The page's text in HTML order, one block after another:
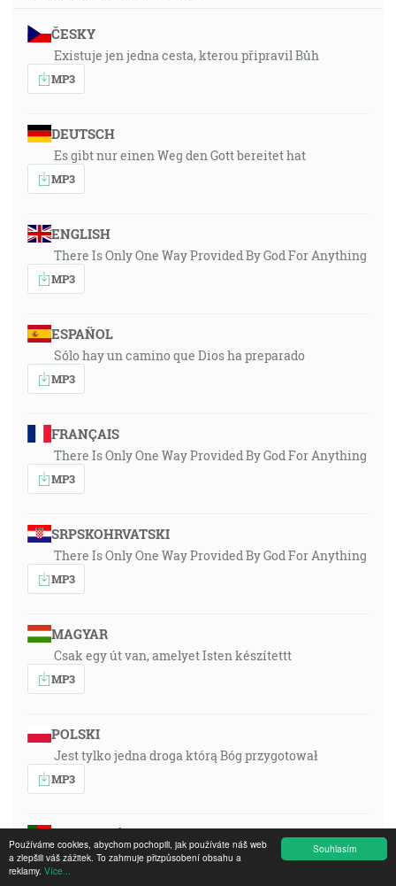
Souhlasím
Používáme cookies, abychom pochopili, jak používáte náš web
a zlepšili váš zážitek. To zahrnuje přizpůsobení obsahu a
reklamy. Více...
ČESKY
Existuje jen jedna cesta, kterou připravil Bůh
MP3
DEUTSCH
Es gibt nur einen Weg den Gott bereitet hat
MP3
ENGLISH
There Is Only One Way Provided By God For Anything
MP3
ESPAÑOL
Sólo hay un camino que Dios ha preparado
MP3
FRANÇAIS
There Is Only One Way Provided By God For Anything
MP3
SRPSKOHRVATSKI
There Is Only One Way Provided By God For Anything
MP3
MAGYAR
Csak egy út van, amelyet Isten készítettt
MP3
POLSKI
Jest tylko jedna droga którą Bóg przygotował
MP3
PORTUGUÊS
Só há um caminho preparardo por Deus
MP3